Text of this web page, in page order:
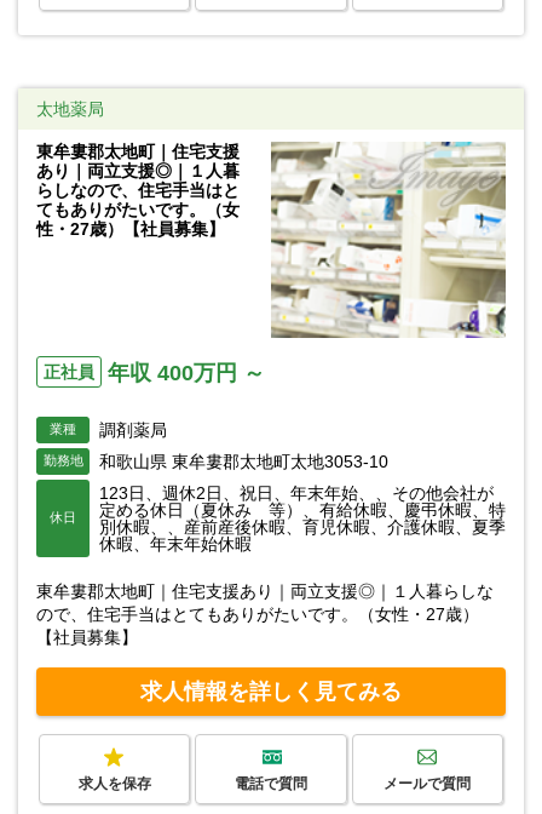
太地薬局
東牟婁郡太地町｜住宅支援
あり｜両立支援◎｜１人暮
らしなので、住宅手当はと
てもありがたいです。（女
性・27歳）【社員募集】
正社員 年収 400万円 ～
業種 調剤薬局
勤務地 和歌山県 東牟婁郡太地町太地3053-10
休日
123日、週休2日、祝日、年末年始、、その他会社が
定める休日（夏休み 等）、有給休暇、慶弔休暇、特
別休暇、、産前産後休暇、育児休暇、介護休暇、夏季
休暇、年末年始休暇
東牟婁郡太地町｜住宅支援あり｜両立支援◎｜１人暮らしな
ので、住宅手当はとてもありがたいです。（女性・27歳）
【社員募集】
求人情報を詳しく見てみる
求人を保存 電話で質問 メールで質問